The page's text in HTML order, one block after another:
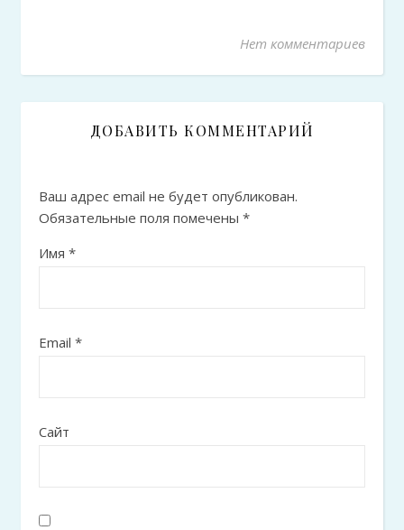
Нет комментариев
ДОБАВИТЬ КОММЕНТАРИЙ
Ваш адрес email не будет опубликован.
Обязательные поля помечены *
Имя *
Email *
Сайт